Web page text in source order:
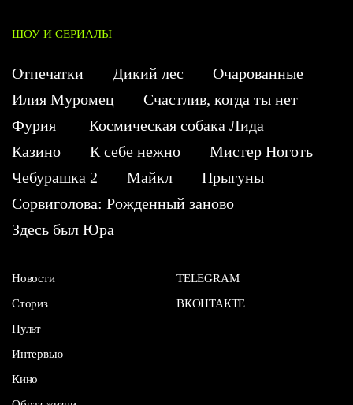
ШОУ И СЕРИАЛЫ
Отпечатки Дикий лес
Очарованные
Илия Муромец
Счастлив, когда ты нет
Фурия
Космическая собака Лида
Казино
К себе нежно
Мистер Ноготь
Чебурашка 2
Майкл
Прыгуны
Сорвиголова: Рожденный заново
Здесь был Юра
Новости
Сториз
Пульт
Интервью
Кино
TELEGRAM
ВКОНТАКТЕ